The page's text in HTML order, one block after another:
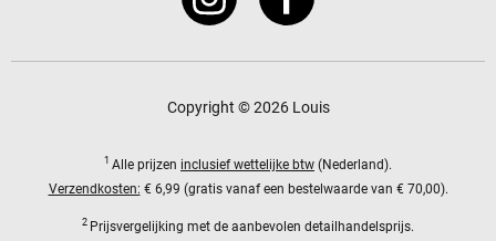
Copyright © 2026 Louis
1 Alle prijzen inclusief wettelijke btw (Nederland).
Verzendkosten: € 6,99 (gratis vanaf een bestelwaarde van € 70,00).
2 Prijsvergelijking met de aanbevolen detailhandelsprijs.